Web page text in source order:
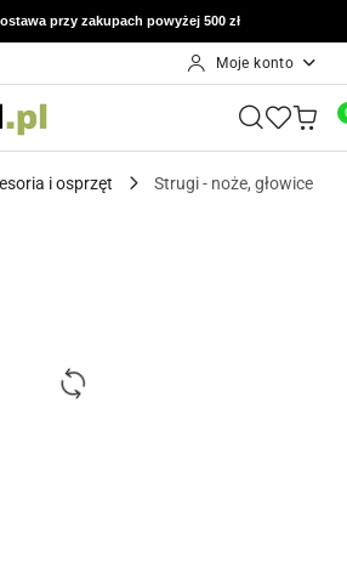
przy zakupach powyżej 500 zł
do 14 dni od otrzymania zamówienia
Moje konto
i osprzęt Strugi - noże, głowice